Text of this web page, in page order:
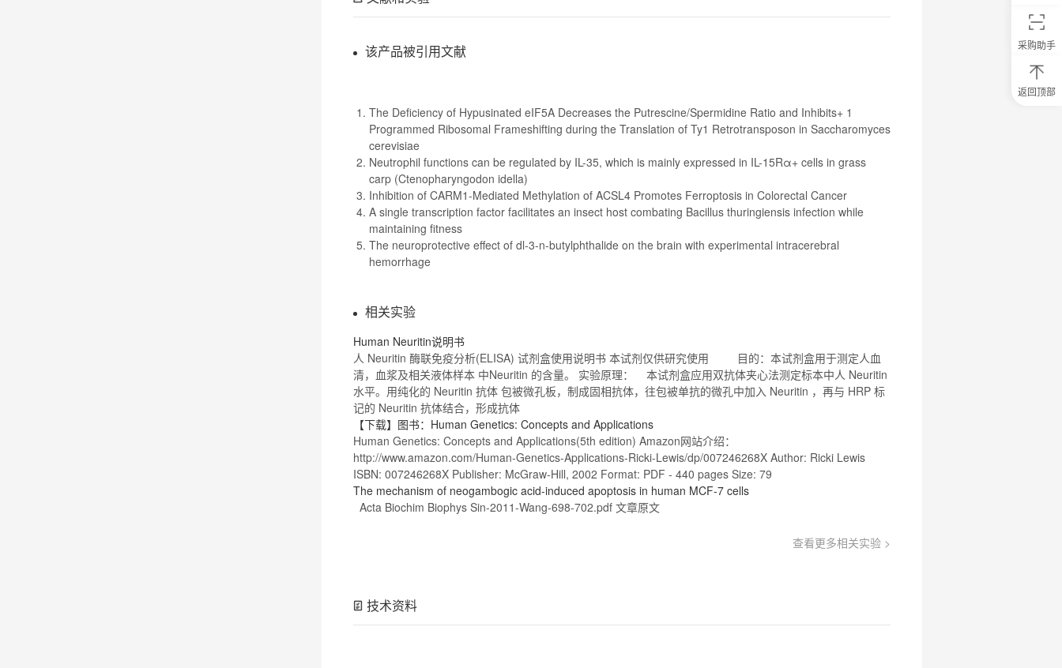
该产品被引用文献
The Deficiency of Hypusinated eIF5A Decreases the Putrescine/Spermidine Ratio and Inhibits+ 1
Programmed Ribosomal Frameshifting during the Translation of Ty1 Retrotransposon in Saccharomyces
cerevisiae
Neutrophil functions can be regulated by IL-35, which is mainly expressed in IL-15Rα+ cells in grass
carp (Ctenopharyngodon idella)
Inhibition of CARM1‐Mediated Methylation of ACSL4 Promotes Ferroptosis in Colorectal Cancer
A single transcription factor facilitates an insect host combating Bacillus thuringiensis infection while
maintaining fitness
The neuroprotective effect of dl-3-n-butylphthalide on the brain with experimental intracerebral
hemorrhage
相关实验
Human Neuritin说明书
人 Neuritin 酶联免疫分析(ELISA) 试剂盒使用说明书 本试剂仅供研究使用 目的：本试剂盒用于测定人血
清，血浆及相关液体样本 中Neuritin 的含量。 实验原理： 本试剂盒应用双抗体夹心法测定标本中人 Neuritin
水平。用纯化的 Neuritin 抗体 包被微孔板，制成固相抗体，往包被单抗的微孔中加入 Neuritin ，再与 HRP 标
记的 Neuritin 抗体结合，形成抗体
【下载】图书： Human Genetics: Concepts and Applications
Human Genetics: Concepts and Applications(5th edition) Amazon网站介绍：
http://www.amazon.com/Human-Genetics-Applications-Ricki-Lewis/dp/007246268X Author: Ricki Lewis
ISBN: 007246268X Publisher: McGraw-Hill, 2002 Format: PDF - 440 pages Size: 79
The mechanism of neogambogic acid-induced apoptosis in human MCF-7 cells
Acta Biochim Biophys Sin-2011-Wang-698-702.pdf 文章原文
查看更多相关实验 >
技术资料
采购助手
返回顶部